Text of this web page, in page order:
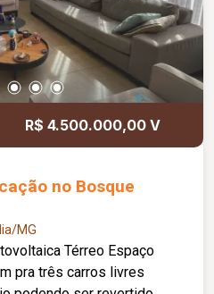
R$ 4.500.000,00 V
no Bosque
MG
pra três carros livres